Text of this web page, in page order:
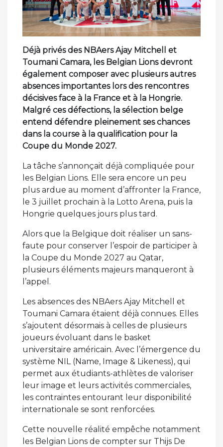
Déjà privés des NBAers Ajay Mitchell et
Toumani Camara, les Belgian Lions devront
également composer avec plusieurs autres
absences importantes lors des rencontres
décisives face à la France et à la Hongrie.
Malgré ces défections, la sélection belge
entend défendre pleinement ses chances
dans la course à la qualification pour la
Coupe du Monde 2027.
La tâche s’annonçait déjà compliquée pour
les Belgian Lions. Elle sera encore un peu
plus ardue au moment d’affronter la France,
le 3 juillet prochain à la Lotto Arena, puis la
Hongrie quelques jours plus tard.
Alors que la Belgique doit réaliser un sans-
faute pour conserver l’espoir de participer à
la Coupe du Monde 2027 au Qatar,
plusieurs éléments majeurs manqueront à
l’appel.
Les absences des NBAers Ajay Mitchell et
Toumani Camara étaient déjà connues. Elles
s’ajoutent désormais à celles de plusieurs
joueurs évoluant dans le basket
universitaire américain. Avec l’émergence du
système NIL (Name, Image & Likeness), qui
permet aux étudiants-athlètes de valoriser
leur image et leurs activités commerciales,
les contraintes entourant leur disponibilité
internationale se sont renforcées.
Cette nouvelle réalité empêche notamment
les Belgian Lions de compter sur Thijs De